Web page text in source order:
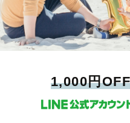
1,000円OFF